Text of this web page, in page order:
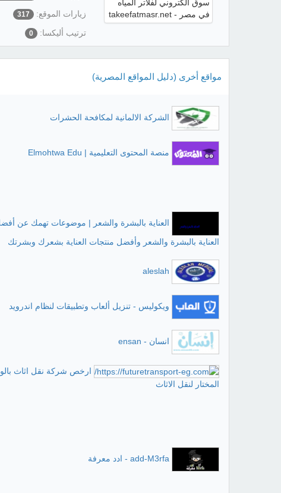
زيارات الموقع: 317
ترتيب أليكسا: 0
مواقع أخرى (دليل المواقع المصرية)
الشركة الالمانية لمكافحة الحشرات
منصة المحتوى التعليمية | Elmohtwa Edu
العناية بالبشرة والشعر | موضوعات تهمك عن
العناية بالبشرة والشعر وأفضل منتجات العناية بشعرك وبشرتك
aleslah
ويكوليس - تنزيل ألعاب وتطبيقات لنظام اندرويد
انسان - ensan
ارخص شركة نقل اثاث
المختار لنقل الاثاث
add-M3rfa - ادد معرفة